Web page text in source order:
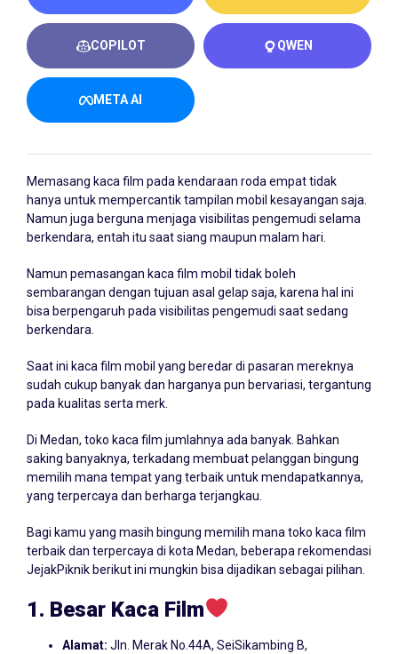
COPILOT QWEN
META AI
Memasang kaca film pada kendaraan roda empat tidak
hanya untuk mempercantik tampilan mobil kesayangan saja.
Namun juga berguna menjaga visibilitas pengemudi selama
berkendara, entah itu saat siang maupun malam hari.
Namun pemasangan kaca film mobil tidak boleh
sembarangan dengan tujuan asal gelap saja, karena hal ini
bisa berpengaruh pada visibilitas pengemudi saat sedang
berkendara.
Saat ini kaca film mobil yang beredar di pasaran mereknya
sudah cukup banyak dan harganya pun bervariasi, tergantung
pada kualitas serta merk.
Di Medan, toko kaca film jumlahnya ada banyak. Bahkan
saking banyaknya, terkadang membuat pelanggan bingung
memilih mana tempat yang terbaik untuk mendapatkannya,
yang terpercaya dan berharga terjangkau.
Bagi kamu yang masih bingung memilih mana toko kaca film
terbaik dan terpercaya di kota Medan, beberapa rekomendasi
JejakPiknik berikut ini mungkin bisa dijadikan sebagai pilihan.
1. Besar Kaca Film
Alamat: Jln. Merak No.44A, SeiSikambing B,